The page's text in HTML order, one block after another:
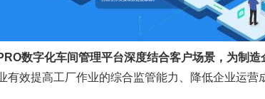
数字化车间管理平台深度结合客户场景，为制造
有效提高工厂作业的综合监管能力、降低企业运